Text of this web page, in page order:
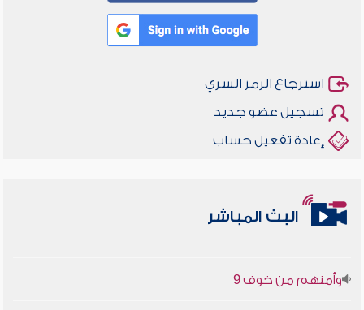
استرجاع الرمز السري
تسجيل عضو جديد
إعادة تفعيل حساب
البث المباشر
أخلاقنا أصالة ومعاصرة